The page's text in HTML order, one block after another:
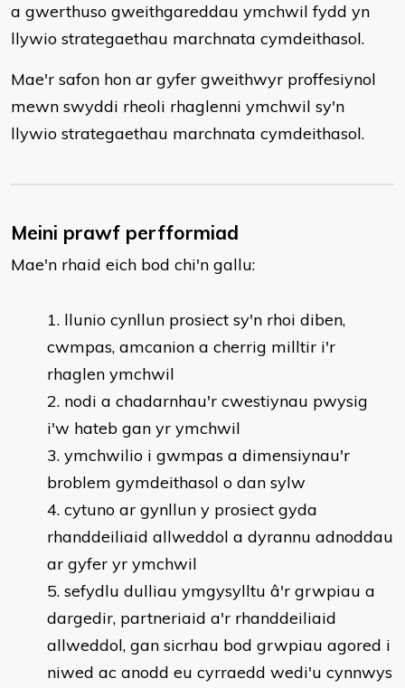
a gwerthuso gweithgareddau ymchwil fydd yn
llywio strategaethau marchnata cymdeithasol.
Mae'r safon hon ar gyfer gweithwyr proffesiynol
mewn swyddi rheoli rhaglenni ymchwil sy'n
llywio strategaethau marchnata cymdeithasol.
Meini prawf perfformiad
Mae'n rhaid eich bod chi'n gallu:
llunio cynllun prosiect sy'n rhoi diben,
cwmpas, amcanion a cherrig milltir i'r
rhaglen ymchwil
nodi a chadarnhau'r cwestiynau pwysig
i'w hateb gan yr ymchwil
ymchwilio i gwmpas a dimensiynau'r
broblem gymdeithasol o dan sylw
cytuno ar gynllun y prosiect gyda
rhanddeiliaid allweddol a dyrannu adnoddau
ar gyfer yr ymchwil
sefydlu dulliau ymgysylltu â'r grwpiau a
dargedir, partneriaid a'r rhanddeiliaid
allweddol, gan sicrhau bod grwpiau agored i
niwed ac anodd eu cyrraedd wedi'u cynnwys